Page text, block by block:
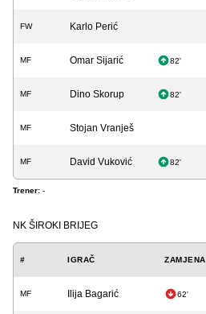
FW Karlo Perić
MF Omar Sijarić 82'
MF Dino Skorup 82'
MF Stojan Vranješ
MF David Vuković 82'
Trener: -
NK ŠIROKI BRIJEG
# IGRAČ ZAMJENA
MF Ilija Bagarić 62'